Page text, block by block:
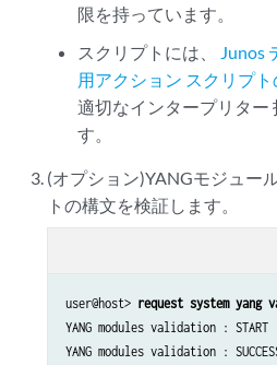
parser =
parser.add_argument('--match',
parser.add_argument('--
    args = parser.parse_args()
# generate the XML for the RPC
rpc_output_xml =
    # print RPC output
    main()
限を持っています。
スクリプトには、
Junos
用アクション スクリプ
適切なインタープリター
す。
(オプション)YANGモジュー
トの構文を検証します。
user@host> request system
YANG modules validation : START
YANG modules validation :